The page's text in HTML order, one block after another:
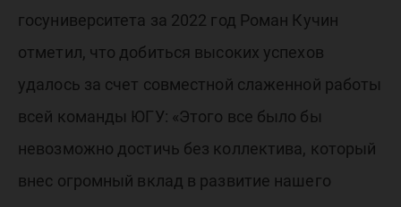
госуниверситета за 2022 год Роман Кучин
отметил, что добиться высоких успехов
удалось за счет совместной слаженной работы
всей команды ЮГУ: «Этого все было бы
невозможно достичь без коллектива, который
внес огромный вклад в развитие нашего